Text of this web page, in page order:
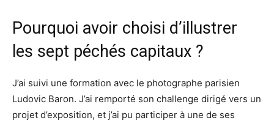
Pourquoi avoir choisi d’illustrer
les sept péchés capitaux ?
J’ai suivi une formation avec le photographe parisien
Ludovic Baron. J’ai remporté son challenge dirigé vers un
projet d’exposition, et j’ai pu participer à une de ses